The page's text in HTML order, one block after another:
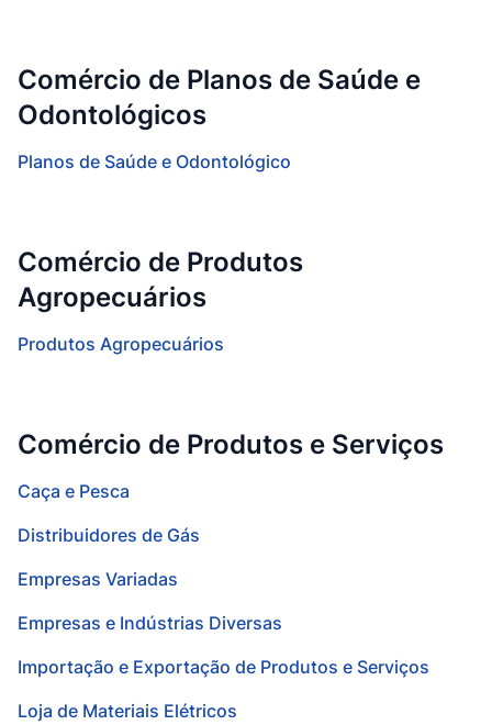
Comércio de Planos de Saúde e
Odontológicos
Planos de Saúde e Odontológico
Comércio de Produtos
Agropecuários
Produtos Agropecuários
Comércio de Produtos e Serviços
Caça e Pesca
Distribuidores de Gás
Empresas Variadas
Empresas e Indústrias Diversas
Importação e Exportação de Produtos e Serviços
Loja de Materiais Elétricos